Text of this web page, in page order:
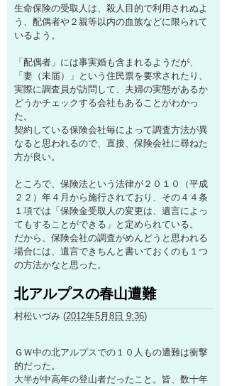
生命保険の受取人は、殺人目的で利用されぬよ
う、配偶者や２親等以内の血族などに限られて
いるよう。
「配偶者」には事実婚も含まれるようだが、
「妻（未届）」という住民票を要求されたり、
実際に調査員が訪問して、夫婦の実態があるか
どうかチェックする会社もあることがわかっ
た。
契約している保険会社毎によって調査方法が異
なると思われるので、直接、保険会社に尋ねた
方が良い。
ところで、保険法という法律が２０１０（平成
２２）年４月から施行されており、その４４条
１項では「保険金受取人の変更は、遺言によっ
てもすることができる」と定められている。
だから、保険会社の調査がめんどうと思われる
場合には、遺言できちんと書いておくのも１つ
の方法かなと思った。
北アルプスの春山遭難
村松いづみ (2012年5月8日 9:36)
ＧＷ中の北アルプスでの１０人もの遭難は衝撃
的だった。
大半が中高年の登山者だったこと。皆、数十年